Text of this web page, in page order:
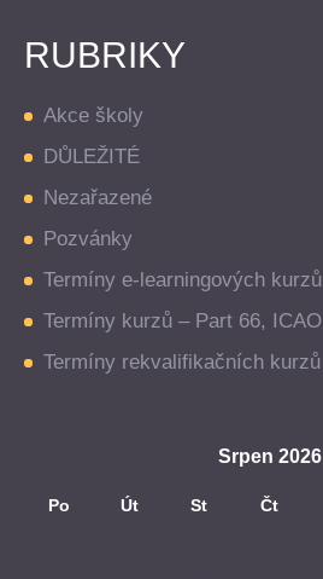
RUBRIKY
Akce školy
DŮLEŽITÉ
Nezařazené
Pozvánky
Termíny e-learningových kurzů
Termíny kurzů – Part 66, ICAO
Termíny rekvalifikačních kurzů
Srpen 2026
Po Út St Čt